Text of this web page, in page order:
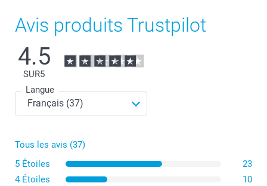
Avis produits Trustpilot
4.5
SUR5
Langue
Tous les avis (37)
5 Étoiles
23
4 Étoiles
10